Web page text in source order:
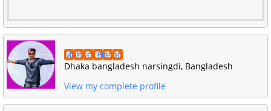
Mahadi Hasan
Dhaka bangladesh narsingdi, Bangladesh
View my complete profile